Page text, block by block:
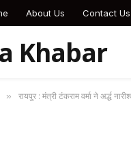
About Us Contact Us
Khabar
» रायपुर : मंत्री टंकराम वर्मा ने अर्द्ध